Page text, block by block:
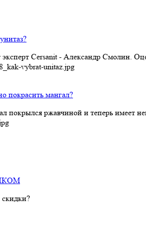
эксперт Cersanit - Александр Смолин.
покрасить мангал?
покрылся ржавчиной и теперь имеет
скидки?